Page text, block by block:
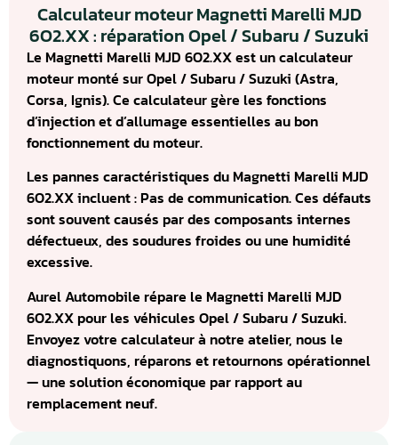
Calculateur moteur Magnetti Marelli MJD
6O2.XX : réparation Opel / Subaru / Suzuki
Le Magnetti Marelli MJD 6O2.XX est un calculateur
moteur monté sur Opel / Subaru / Suzuki (Astra,
Corsa, Ignis). Ce calculateur gère les fonctions
d’injection et d’allumage essentielles au bon
fonctionnement du moteur.
Les pannes caractéristiques du Magnetti Marelli MJD
6O2.XX incluent : Pas de communication. Ces défauts
sont souvent causés par des composants internes
défectueux, des soudures froides ou une humidité
excessive.
Aurel Automobile répare le Magnetti Marelli MJD
6O2.XX pour les véhicules Opel / Subaru / Suzuki.
Envoyez votre calculateur à notre atelier, nous le
diagnostiquons, réparons et retournons opérationnel
— une solution économique par rapport au
remplacement neuf.